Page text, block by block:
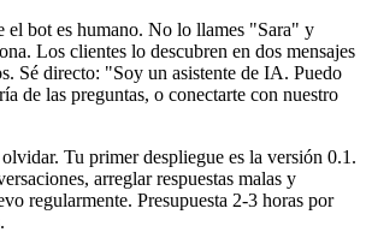
el bot es humano. No lo llames "Sara" y
Los clientes lo descubren en dos mensajes
Sé directo: "Soy un asistente de IA. Puedo
de las preguntas, o conectarte con nuestro
Tu primer despliegue es la versión 0.1.
arreglar respuestas malas y
regularmente. Presupuesta 2-3 horas por